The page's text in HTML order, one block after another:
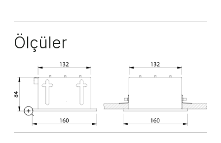
Ölçüler